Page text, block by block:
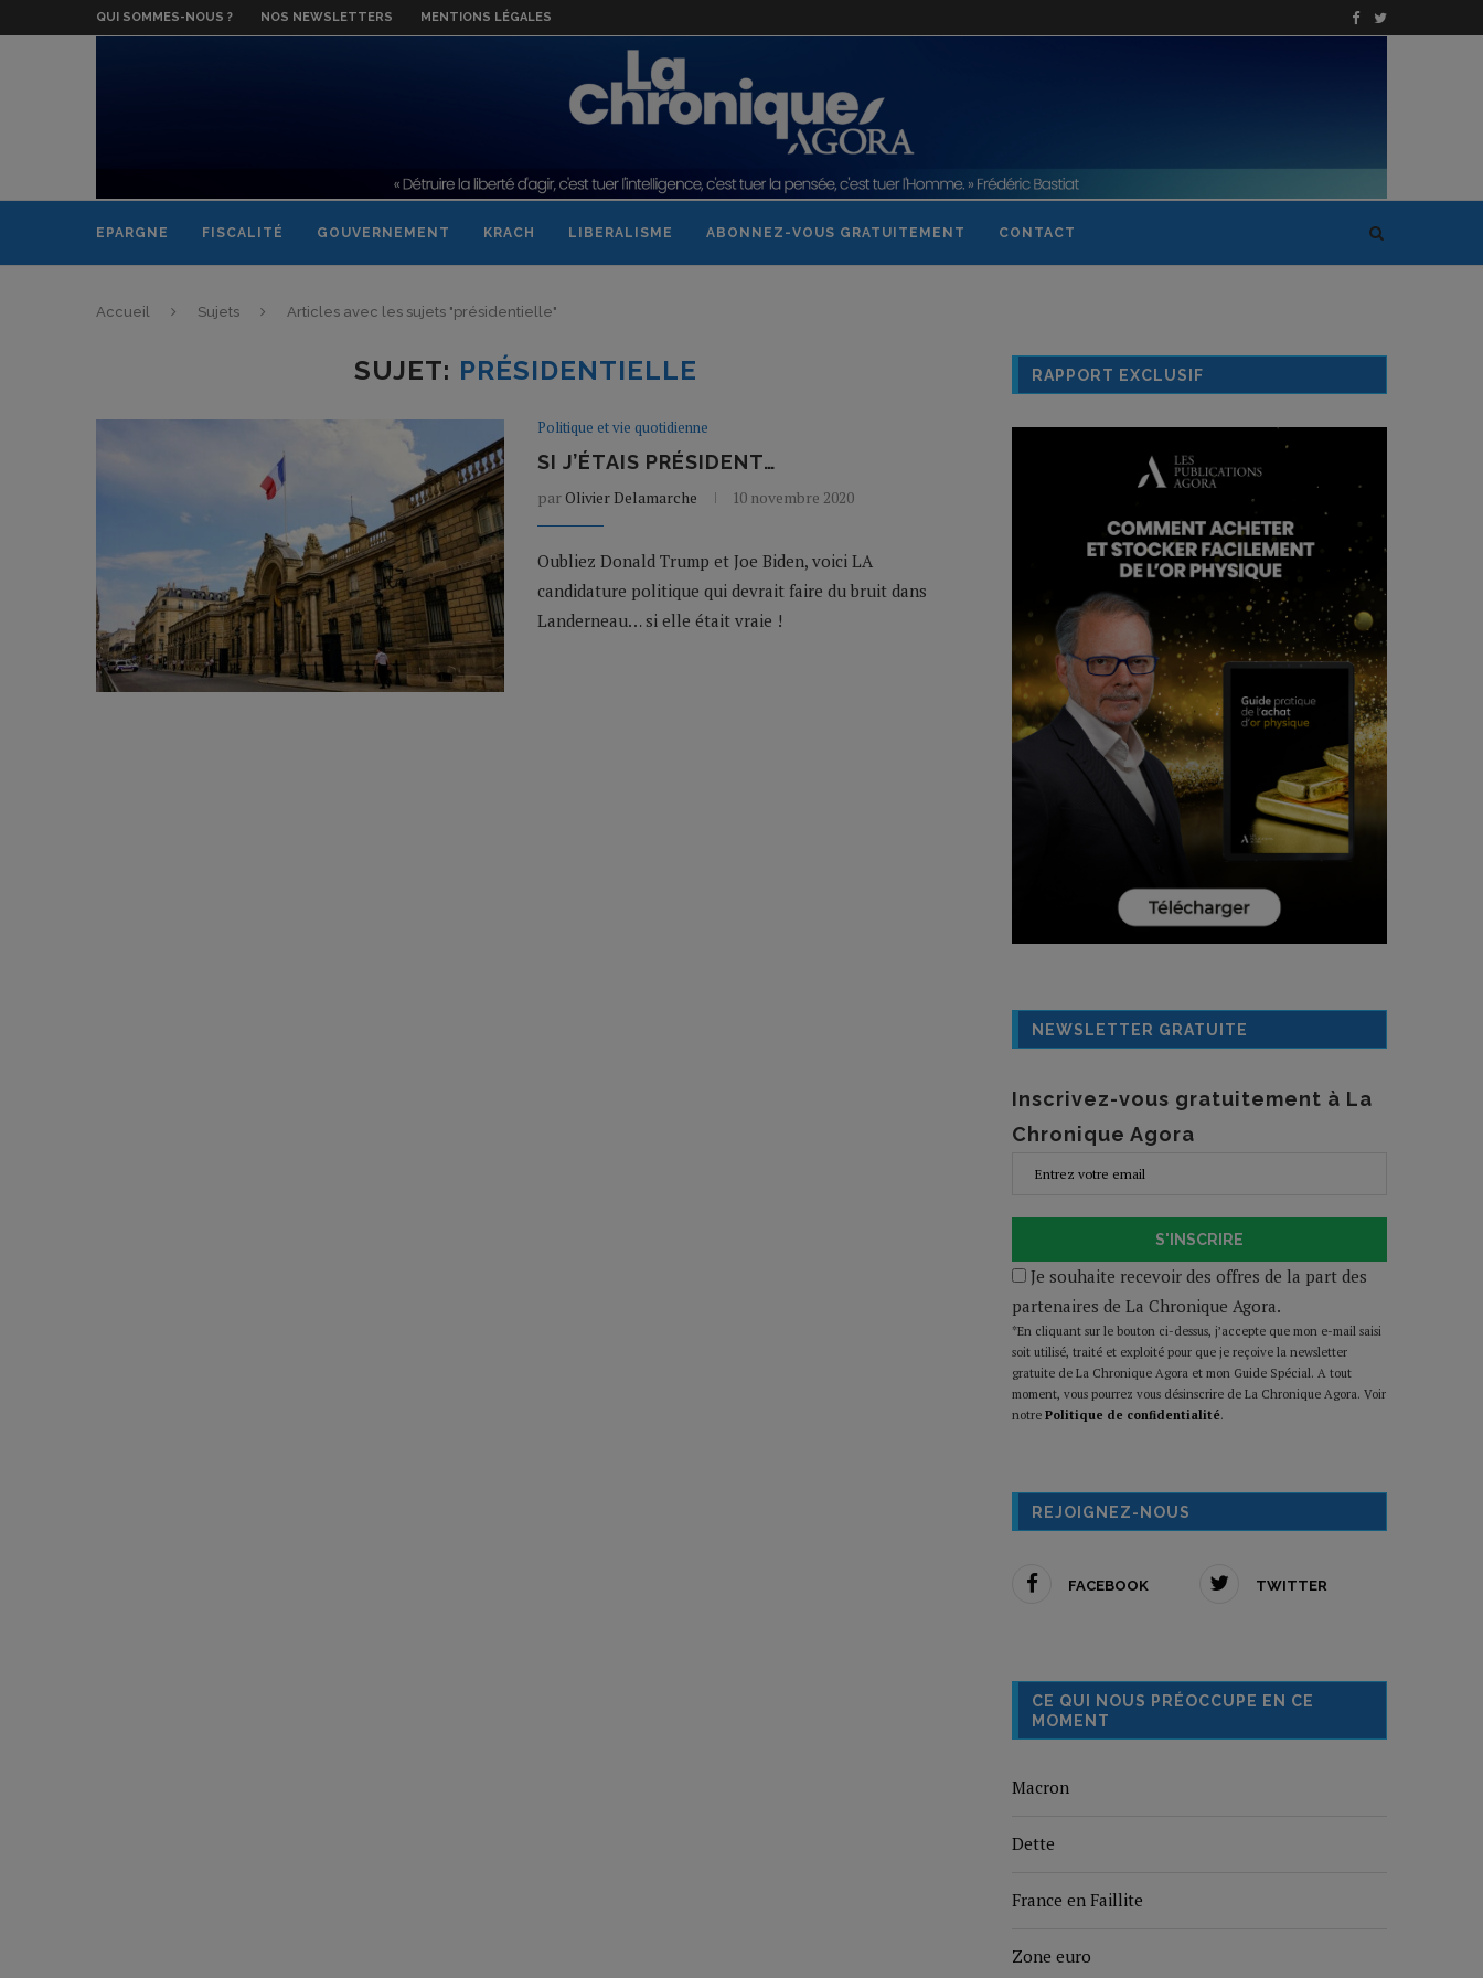
QUI SOMMES-NOUS ? NOS NEWSLETTERS MENTIONS LÉGALES
EPARGNE FISCALITÉ GOUVERNEMENT KRACH LIBERALISME ABONNEZ-VOUS GRATUITEMENT CONTACT
Accueil Sujets Articles avec les sujets "présidentielle"
SUJET: PRÉSIDENTIELLE
Politique et vie quotidienne
SI J’ÉTAIS PRÉSIDENT…
parOlivier Delamarche 10 novembre 2020
Oubliez Donald Trump et Joe Biden, voici LA
candidature politique qui devrait faire du bruit dans
Landerneau… si elle était vraie !
RAPPORT EXCLUSIF
NEWSLETTER GRATUITE
Inscrivez-vous gratuitement à La
Chronique Agora
S'INSCRIRE
Je souhaite recevoir des offres de la part des
partenaires de La Chronique Agora.
*En cliquant sur le bouton ci-dessus, j’accepte que mon e-mail saisi
soit utilisé, traité et exploité pour que je reçoive la newsletter
gratuite de La Chronique Agora et mon Guide Spécial. A tout
moment, vous pourrez vous désinscrire de La Chronique Agora. Voir
notre Politique de confidentialité.
REJOIGNEZ-NOUS
FACEBOOK TWITTER
CE QUI NOUS PRÉOCCUPE EN CE
MOMENT
Macron
Dette
France en Faillite
Zone euro